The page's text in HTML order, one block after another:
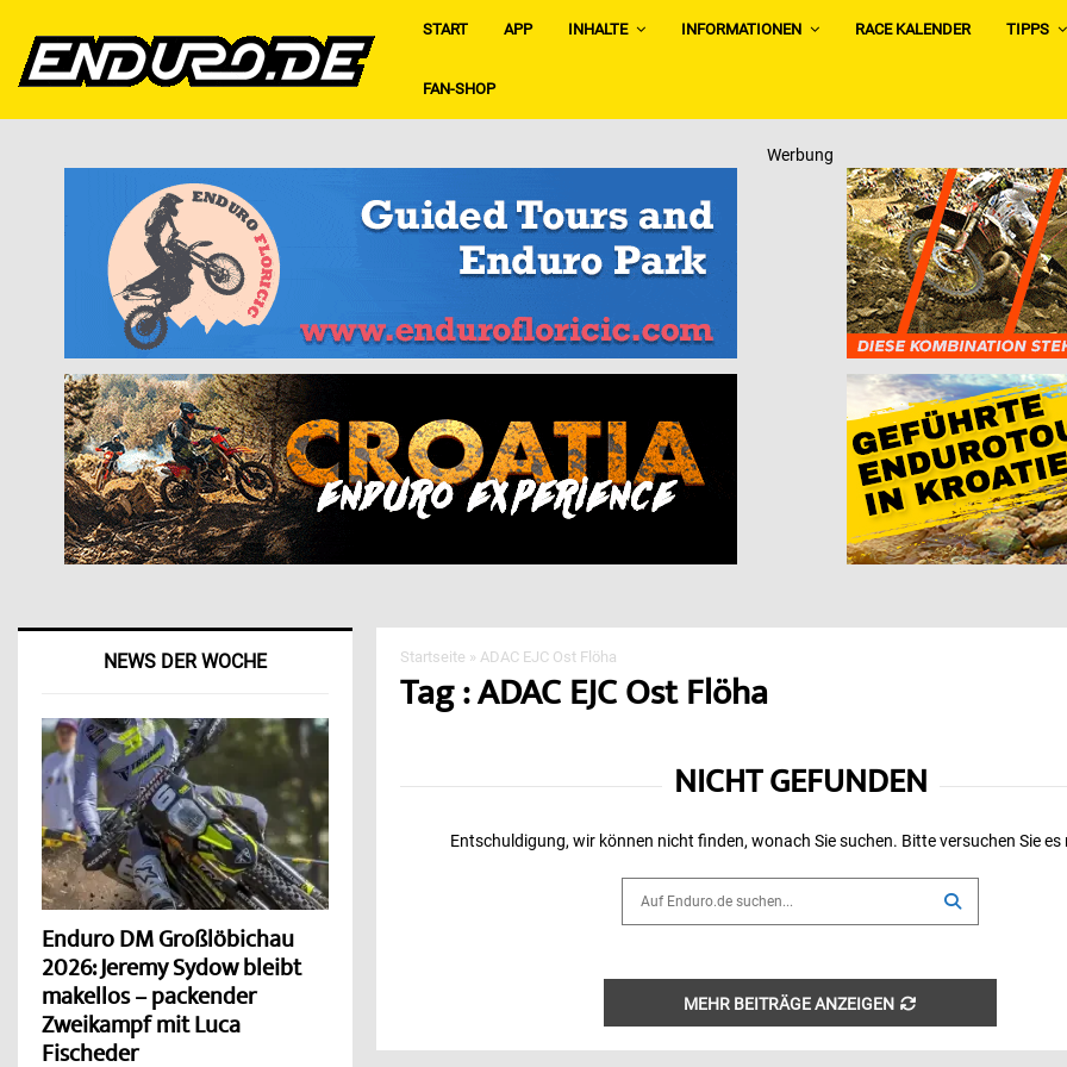
START APP INHALTE INFORMATIONEN RACE KALENDER TIPPS
FAN-SHOP
Werbung
Startseite »ADAC EJC Ost Flöha
Tag : ADAC EJC Ost Flöha
NICHT GEFUNDEN
Entschuldigung, wir können nicht finden, wonach Sie suchen. Bitte versuchen Sie es
MEHR BEITRÄGE ANZEIGEN
NEWS DER WOCHE
Enduro DM Großlöbichau
2026: Jeremy Sydow bleibt
makellos – packender
Zweikampf mit Luca
Fischeder